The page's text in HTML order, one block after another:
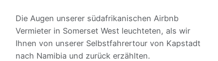
Die Augen unserer südafrikanischen Airbnb
Vermieter in Somerset West leuchteten, als wir
Ihnen von unserer Selbstfahrertour von Kapstadt
nach Namibia und zurück erzählten.